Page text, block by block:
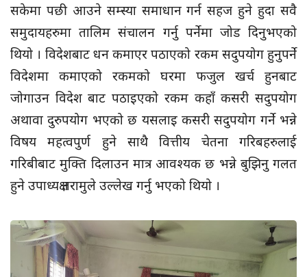
सकेमा पछी आउने सम्स्या समाधान गर्न सहज हुने हुदा सवै
समुदायहरुमा तालिम संचालन गर्नु पर्नेमा जोड दिनुभएको
थियो । विदेशबाट धन कमाएर पठाएको रकम सदुपयोग हुनुपर्ने
विदेशमा कमाएको रकमको घरमा फजुल खर्च हुनबाट
जोगाउन विदेश बाट पठाइएको रकम कहाँ कसरी सदुपयोग
अथावा दुरुपयोग भएको छ यसलाइ कसरी सदुपयोग गर्ने भन्ने
विषय महत्वपुर्ण हुने साथै वित्तीय चेतना गरिबहरुलाई
गरिबीबाट मुक्ति दिलाउन मात्र आवश्यक छ भन्ने बुझिनु गलत
हुने उपाध्यक्ष तरामुले उल्लेख गर्नु भएको थियो ।